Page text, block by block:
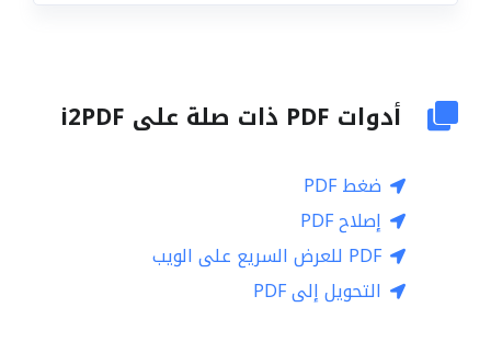
أدوات PDF ذات صلة على i2PDF
ضغط PDF
إصلاح PDF
PDF للعرض السريع على الويب
التحويل إلى PDF